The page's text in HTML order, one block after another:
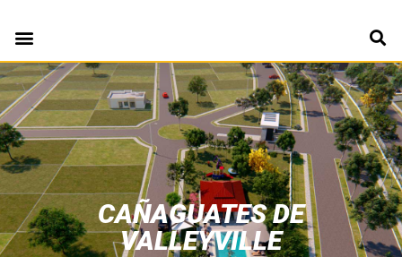
CAÑAGUATES DE
VALLEYVILLE